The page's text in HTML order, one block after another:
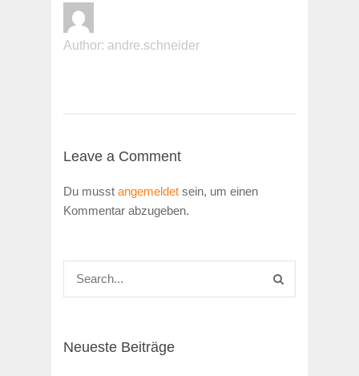
Author: andre.schneider
Leave a Comment
Du musst angemeldet sein, um einen
Kommentar abzugeben.
Neueste Beiträge